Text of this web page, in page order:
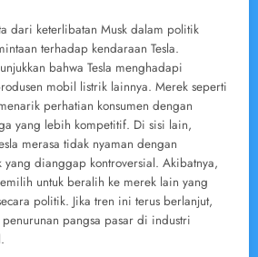
dari keterlibatan Musk dalam politik
terhadap kendaraan Tesla.
bahwa Tesla menghadapi
mobil listrik lainnya. Merek seperti
perhatian konsumen dengan
yang lebih kompetitif. Di sisi lain,
merasa tidak nyaman dengan
yang dianggap kontroversial. Akibatnya,
untuk beralih ke merek lain yang
politik. Jika tren ini terus berlanjut,
pangsa pasar di industri